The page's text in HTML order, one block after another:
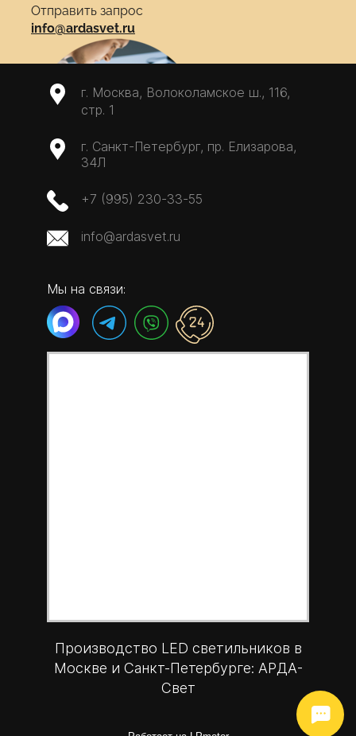
Отправить запрос
info@ardasvet.ru
Написать запрос
г. Москва, Волоколамское ш., 116,
стр. 1
г. Санкт-Петербург, пр. Елизарова,
34Л
+7 (995) 230-33-55
info@ardasvet.ru
Мы на связи:
Производство LED светильников в
Москве и Санкт-Петербурге: АРДА-
Свет